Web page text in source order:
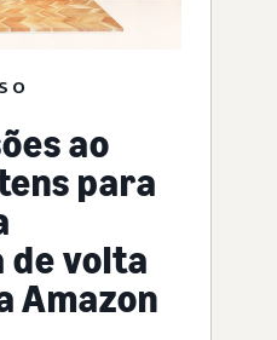
ao
para
de volta
Amazon